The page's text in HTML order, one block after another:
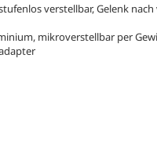
verstellbar, Gelenk
mikroverstellbar per